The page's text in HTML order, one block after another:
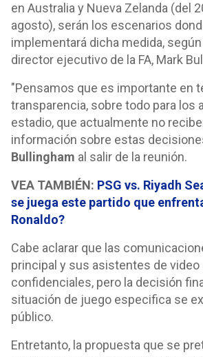
en Australia y Nueva Zelanda (del
agosto), serán los escenarios
implementará dicha medida, según
director ejecutivo de la FA, Mark
"Pensamos que es importante en
transparencia, sobre todo para los
estadio, que actualmente no
información sobre estas
Bullingham al salir de la reunión.
VEA TAMBIÉN: PSG vs. Riyadh
se juega este partido que
Ronaldo?
Cabe aclarar que las
principal y sus asistentes de
confidenciales, pero la decisión
situación de juego especifica se
público.
Entretanto, la propuesta que se